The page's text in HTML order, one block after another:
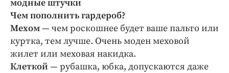
модные штучки
Чем пополнить гардероб?
Мехом— чем роскошнее будет ваше пальто или
куртка, тем лучше. Очень моден меховой
жилет или меховая накидка.
Клеткой — рубашка, юбка, допускаются даже